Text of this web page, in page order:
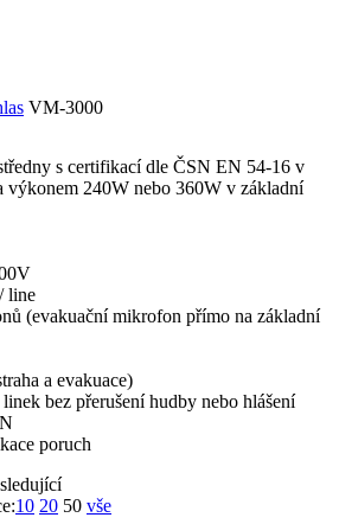
VM-3000
s certifikací dle ČSN EN 54-16 v
výkonem 240W nebo 360W v základní
line
(evakuační mikrofon přímo na základní
a evakuace)
bez přerušení hudby nebo hlášení
poruch
10 20 50 vše